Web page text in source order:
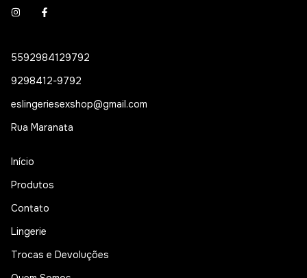
5592984129792
9298412-9792
eslingeriesexshop@gmail.com
Rua Maranata
Início
Produtos
Contato
Lingerie
Trocas e Devoluções